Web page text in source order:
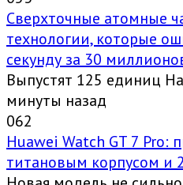
Сверхточные атомные
технологии, которые
секунду за 30
Выпустят 125 единиц
минуты назад
062
Huawei Watch GT 7 Pro:
титановым корпусом и